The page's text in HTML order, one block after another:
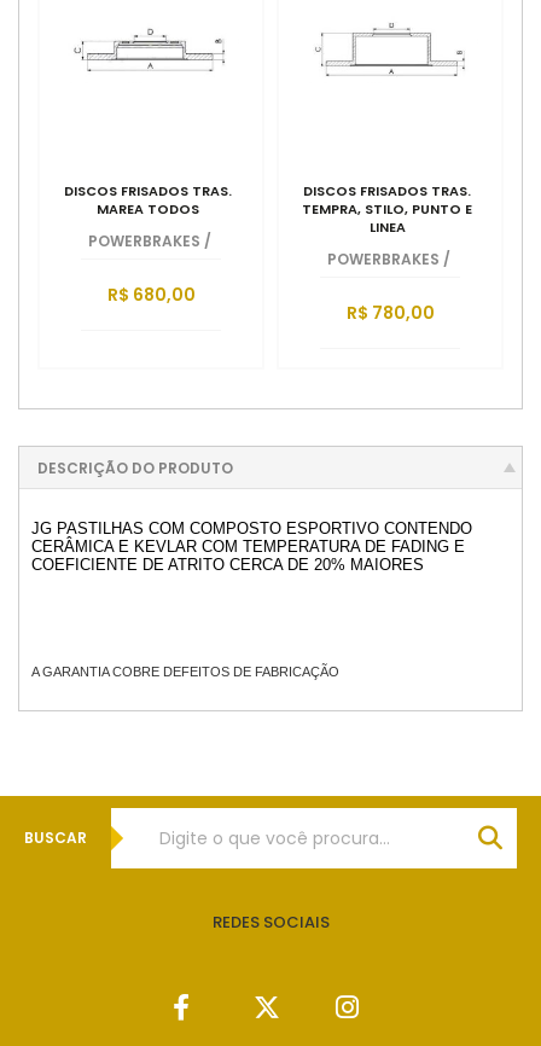
DISCOS FRISADOS TRAS.
MAREA TODOS
POWERBRAKES /
R$ 680,00
DISCOS FRISADOS TRAS.
TEMPRA, STILO, PUNTO E
LINEA
POWERBRAKES /
R$ 780,00
DESCRIÇÃO DO PRODUTO
JG PASTILHAS COM COMPOSTO ESPORTIVO CONTENDO
CERÂMICA E KEVLAR COM TEMPERATURA DE FADING E
COEFICIENTE DE ATRITO CERCA DE 20% MAIORES
A GARANTIA COBRE DEFEITOS DE FABRICAÇÃO
BUSCAR
REDES SOCIAIS